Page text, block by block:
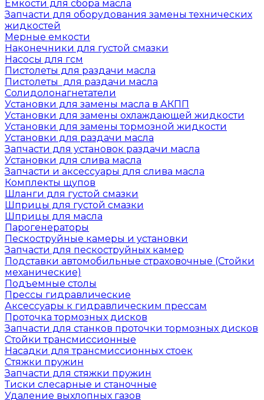
Емкости для сбора масла
Запчасти для оборудования замены технических
жидкостей
Мерные емкости
Наконечники для густой смазки
Насосы для гсм
Пистолеты для раздачи масла
Пистолеты для раздачи масла
Солидолонагнетатели
Установки для замены масла в АКПП
Установки для замены охлаждающей жидкости
Установки для замены тормозной жидкости
Установки для раздачи масла
Запчасти для установок раздачи масла
Установки для слива масла
Запчасти и аксессуары для слива масла
Комплекты щупов
Шланги для густой смазки
Шприцы для густой смазки
Шприцы для масла
Парогенераторы
Пескоструйные камеры и установки
Запчасти для пескоструйных камер
Подставки автомобильные страховочные (Стойки
механические)
Подъемные столы
Прессы гидравлические
Аксессуары к гидравлическим прессам
Проточка тормозных дисков
Запчасти для станков проточки тормозных дисков
Стойки трансмиссионные
Насадки для трансмиссионных стоек
Стяжки пружин
Запчасти для стяжки пружин
Тиски слесарные и станочные
Удаление выхлопных газов